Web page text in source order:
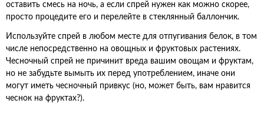
оставить смесь на ночь, а если спрей нужен как можно скорее,
просто процедите его и перелейте в стеклянный баллончик.
Используйте спрей в любом месте для отпугивания белок, в том
числе непосредственно на овощных и фруктовых растениях.
Чесночный спрей не причинит вреда вашим овощам и фруктам,
но не забудьте вымыть их перед употреблением, иначе они
могут иметь чесночный привкус (но, может быть, вам нравится
чеснок на фруктах?).